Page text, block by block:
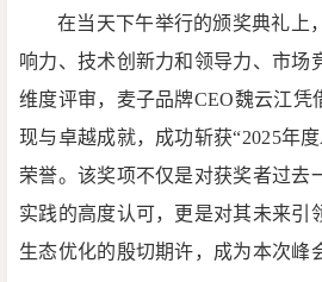
在当天下午举行的颁奖典礼上
响力、技术创新力和领导力、市场
维度评审，麦子品牌CEO魏云江凭
现与卓越成就，成功斩获“2025年
荣誉。该奖项不仅是对获奖者过去
实践的高度认可，更是对其未来引
生态优化的殷切期许，成为本次峰